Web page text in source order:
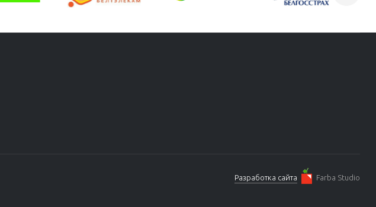
Разработка сайта Farba Studio